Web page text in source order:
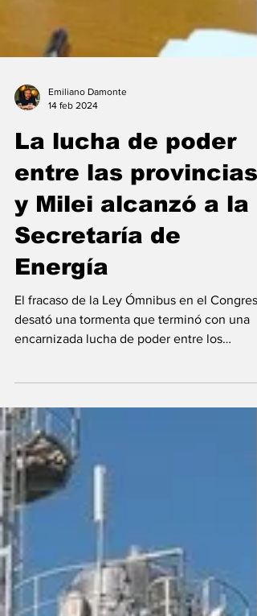
14 feb 2024
La lucha de poder
entre las provincias
y Milei alcanzó a la
Secretaría de
Energía
El fracaso de la Ley Ómnibus en el